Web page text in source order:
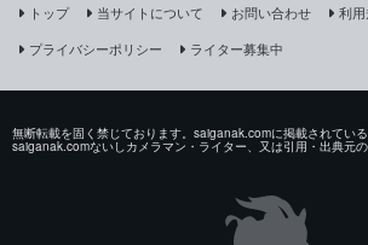
トップ 当サイトについて お問い合わせ
利
プライバシーポリシー
ライター募集中
無断転載を固く禁じております。saiganak.comに掲載されてい
saiganak.comないしカメラマン・ライター、又は引用・出典元